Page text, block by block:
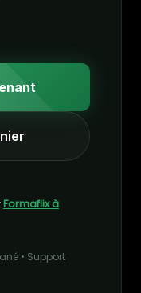
Formaflix à
• Support